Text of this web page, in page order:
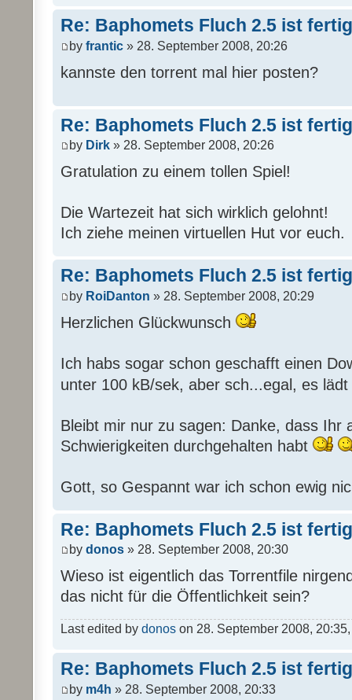
Re: Baphomets Fluch 2.5 ist fertig
by frantic » 28. September 2008, 20:26
kannste den torrent mal hier posten?
Re: Baphomets Fluch 2.5 ist fertig
by Dirk » 28. September 2008, 20:26
Gratulation zu einem tollen Spiel!
Die Wartezeit hat sich wirklich gelohnt!
Ich ziehe meinen virtuellen Hut vor euch.
Re: Baphomets Fluch 2.5 ist fertig
by RoiDanton » 28. September 2008, 20:29
Herzlichen Glückwunsch
Ich habs sogar schon geschafft einen
unter 100 kB/sek, aber sch...egal, es lädt
Bleibt mir nur zu sagen: Danke, dass Ihr
Schwierigkeiten durchgehalten habt
Gott, so Gespannt war ich schon ewig
Re: Baphomets Fluch 2.5 ist fertig
by donos » 28. September 2008, 20:30
Wieso ist eigentlich das Torrentfile
das nicht für die Öffentlichkeit sein?
Last edited by donos on 28. September 2008,
Re: Baphomets Fluch 2.5 ist fertig
by m4h » 28. September 2008, 20:33